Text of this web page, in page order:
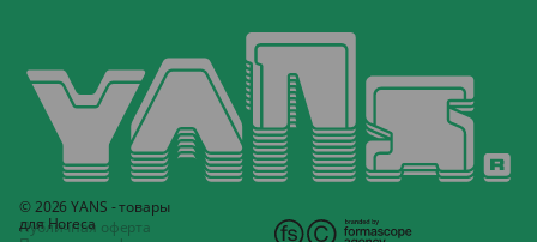
© 2026 YANS - товары
для Horeca
Публичная оферта